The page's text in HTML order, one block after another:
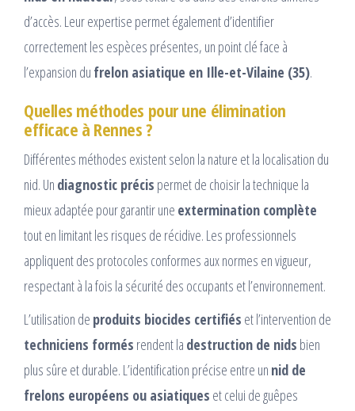
d’accès. Leur expertise permet également d’identifier
correctement les espèces présentes, un point clé face à
l’expansion du frelon asiatique en Ille-et-Vilaine (35).
Quelles méthodes pour une élimination
efficace à Rennes ?
Différentes méthodes existent selon la nature et la localisation du
nid. Un diagnostic précis permet de choisir la technique la
mieux adaptée pour garantir une extermination complète
tout en limitant les risques de récidive. Les professionnels
appliquent des protocoles conformes aux normes en vigueur,
respectant à la fois la sécurité des occupants et l’environnement.
L’utilisation de produits biocides certifiés et l’intervention de
techniciens formés rendent la destruction de nids bien
plus sûre et durable. L’identification précise entre un nid de
frelons européens ou asiatiques et celui de guêpes